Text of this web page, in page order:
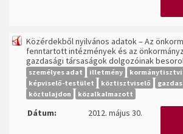
Közérdekből nyilvános adatok – Az
fenntartott intézmények és az
gazdasági társaságok dolgozóinak
személyes adat illetmény
képviselő-testület
köztisztviselő
köztulajdon
közalkalmazott
Dátum:
2012. május 30.